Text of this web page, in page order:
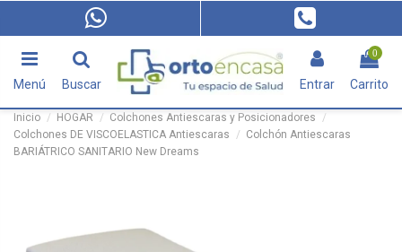
Menú Buscar Entrar
0
Carrito
Inicio HOGAR
Colchones Antiescaras y Posicionadores
Colchones DE VISCOELASTICA Antiescaras
Colchón Antiescaras
BARIÁTRICO SANITARIO New Dreams